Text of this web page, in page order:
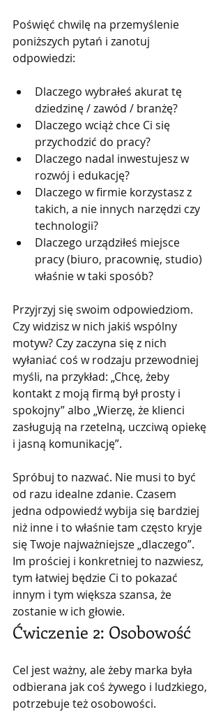
Poświęć chwilę na przemyślenie
poniższych pytań i zanotuj
odpowiedzi:
Dlaczego wybrałeś akurat tę
dziedzinę / zawód / branżę?
Dlaczego wciąż chce Ci się
przychodzić do pracy?
Dlaczego nadal inwestujesz w
rozwój i edukację?
Dlaczego w firmie korzystasz z
takich, a nie innych narzędzi czy
technologii?
Dlaczego urządziłeś miejsce
pracy (biuro, pracownię, studio)
właśnie w taki sposób?
Przyjrzyj się swoim odpowiedziom.
Czy widzisz w nich jakiś wspólny
motyw? Czy zaczyna się z nich
wyłaniać coś w rodzaju przewodniej
myśli, na przykład: „Chcę, żeby
kontakt z moją firmą był prosty i
spokojny” albo „Wierzę, że klienci
zasługują na rzetelną, uczciwą opiekę
i jasną komunikację”.
Spróbuj to nazwać. Nie musi to być
od razu idealne zdanie. Czasem
jedna odpowiedź wybija się bardziej
niż inne i to właśnie tam często kryje
się Twoje najważniejsze „dlaczego”.
Im prościej i konkretniej to nazwiesz,
tym łatwiej będzie Ci to pokazać
innym i tym większa szansa, że
zostanie w ich głowie.
Ćwiczenie 2: Osobowość
Cel jest ważny, ale żeby marka była
odbierana jak coś żywego i ludzkiego,
potrzebuje też osobowości.